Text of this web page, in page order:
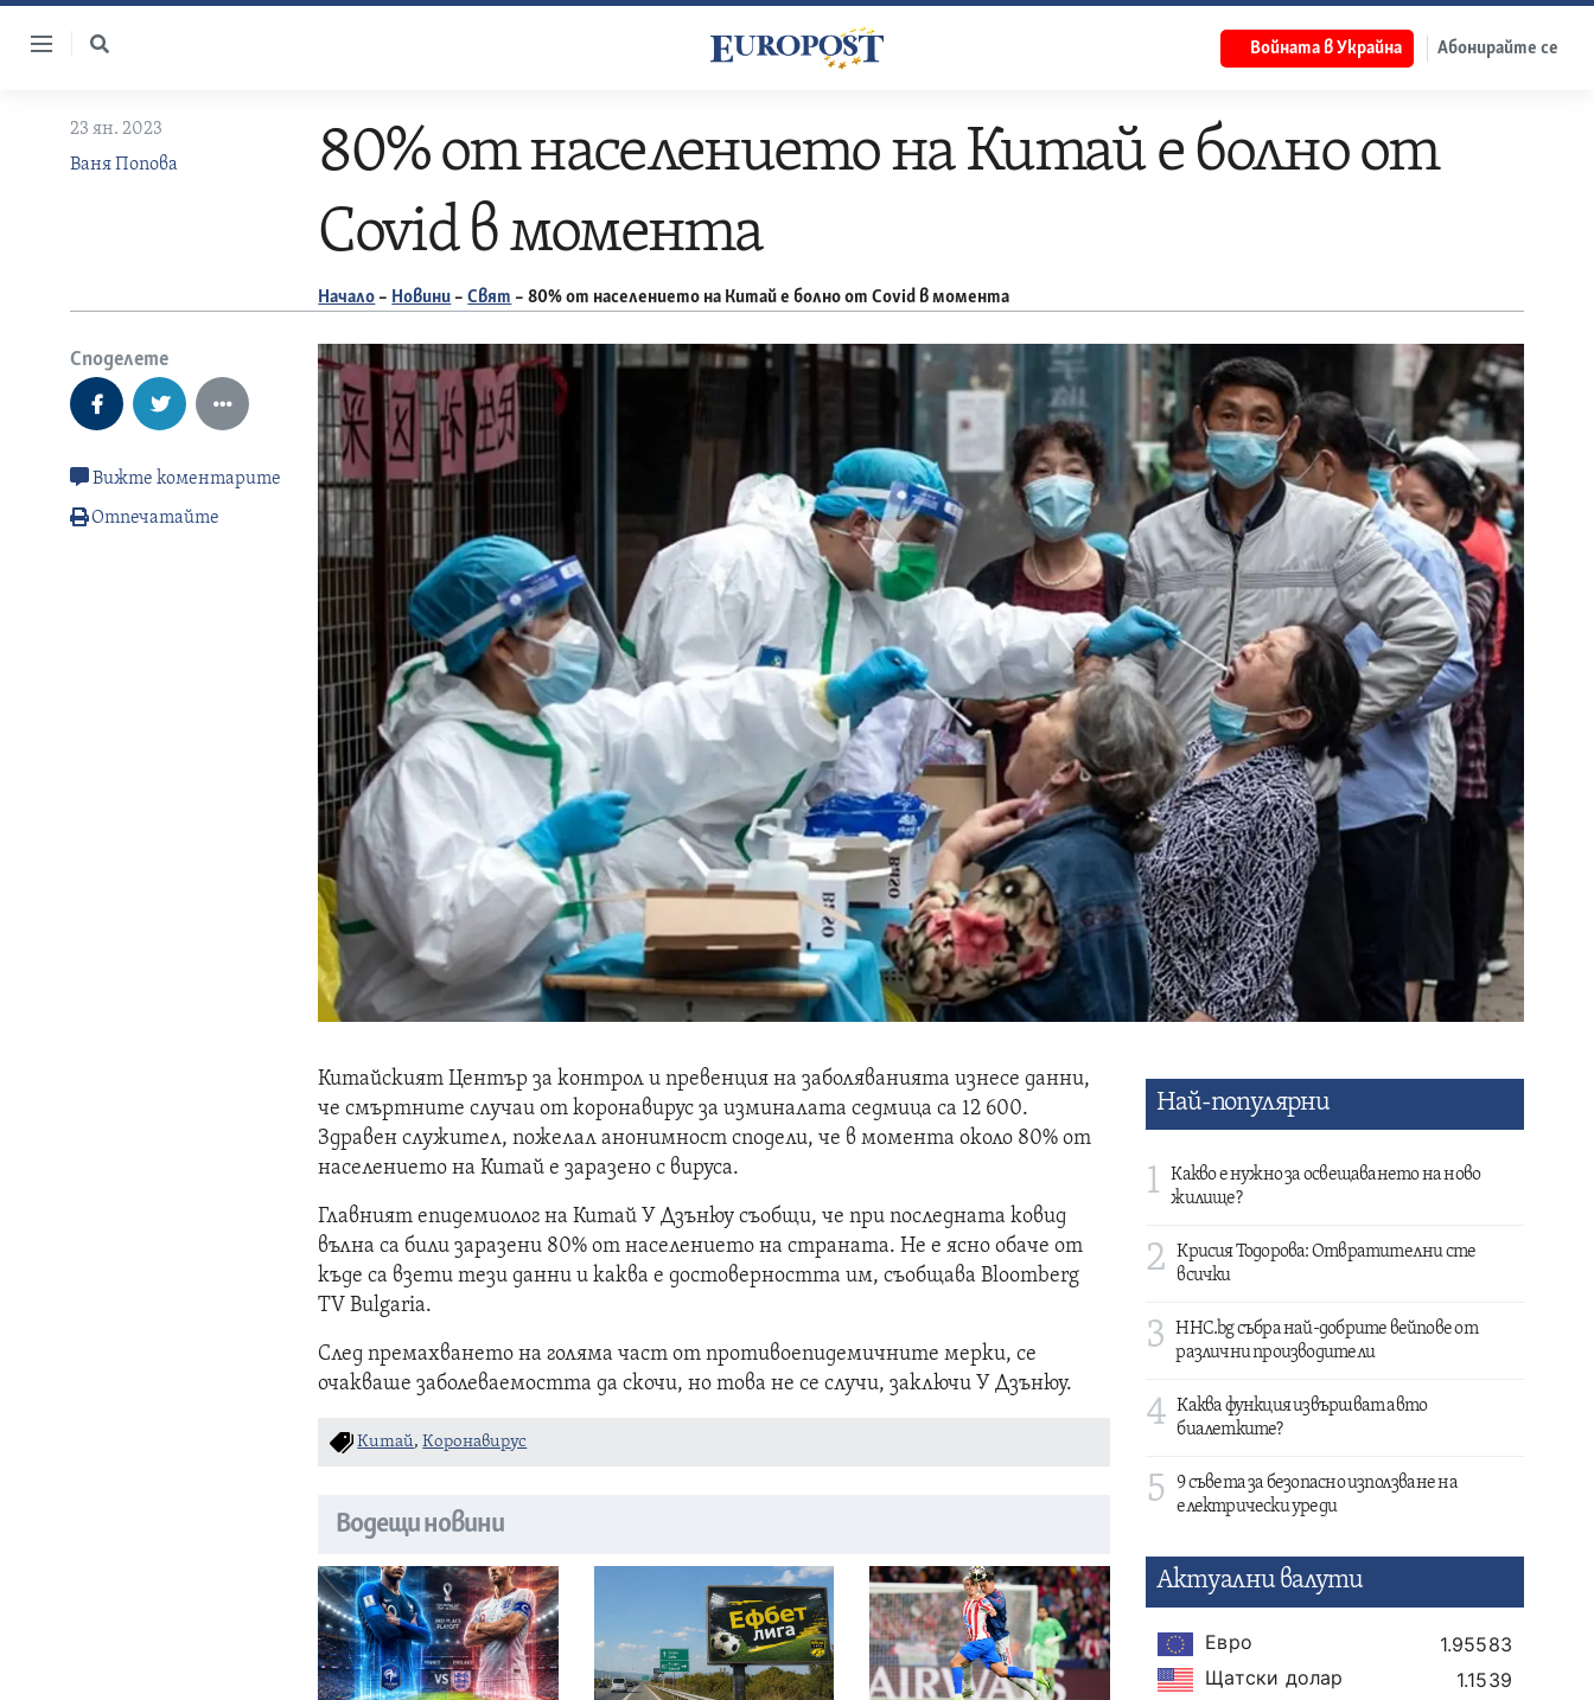
Skip
Войната в Украйна Абонирайте се
23 ян. 2023
Ваня Попова
80% от населението на Китай е болно от
Covid в момента
Начало – Новини –Свят –80% от населението на Китай е болно от Covid в момента
Споделете
Вижте коментарите
Отпечатайте
Китайският Център за контрол и превенция на заболяванията изнесе данни,
че смъртните случаи от коронавирус за изминалата седмица са 12 600.
Здравен служител, пожелал анонимност сподели, че в момента около 80% от
населението на Китай е заразено с вируса.
Главният епидемиолог на Китай У Дзънюу съобщи, че при последната ковид
вълна са били заразени 80% от населението на страната. Не е ясно обаче от
къде са взети тези данни и каква е достоверността им, съобщава Bloomberg
TV Bulgaria.
След премахването на голяма част от противоепидемичните мерки, се
очакваше заболеваемостта да скочи, но това не се случи, заключи У Дзънюу.
Китай,Коронавирус
Водещи новини
Най-популярни
1
Какво е нужно за освещаването на ново
жилище?
2
Крисия Тодорова: Отвратителни сте
всички
3
HHC.bg събра най-добрите вейпове от
различни производители
4 Каква функция извършват авто
биалетките?
5
9 съвета за безопасно използване на
електрически уреди
Актуални валути
Евро
1.95583
Щатски долар
1.1539